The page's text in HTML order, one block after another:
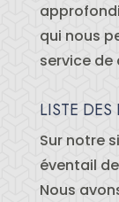
qui nous
service de
LISTE
Sur notre
éventail
Nous